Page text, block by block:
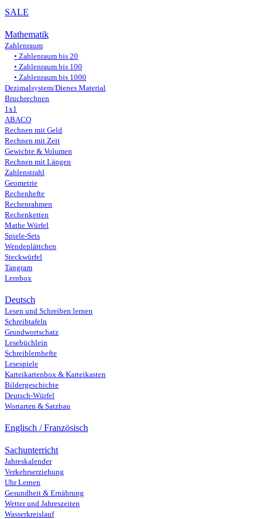
SALE
Mathematik
Zahlenraum
Zahlenraum bis 20
Zahlenraum bis 100
Zahlenraum bis 1000
Dezimalsystem/Dienes Material
Bruchrechnen
1x1
ABACO
Rechnen mit Geld
Rechnen mit Zeit
Gewichte & Volumen
Rechnen mit Längen
Zahlenstrahl
Geometrie
Rechenhefte
Rechenrahmen
Rechenketten
Mathe Würfel
Spiele-Sets
Wendeplättchen
Steckwürfel
Tangram
Lernbox
Deutsch
Lesen und Schreiben lernen
Schreibtafeln
Grundwortschatz
Lesebüchlein
Schreiblernhefte
Lesespiele
Karteikartenbox & Karteikasten
Bildergeschichte
Deutsch-Würfel
Wortarten & Satzbau
Englisch / Französisch
Sachunterricht
Jahreskalender
Verkehrserziehung
Uhr Lernen
Gesundheit & Ernährung
Wetter und Jahreszeiten
Wasserkreislauf